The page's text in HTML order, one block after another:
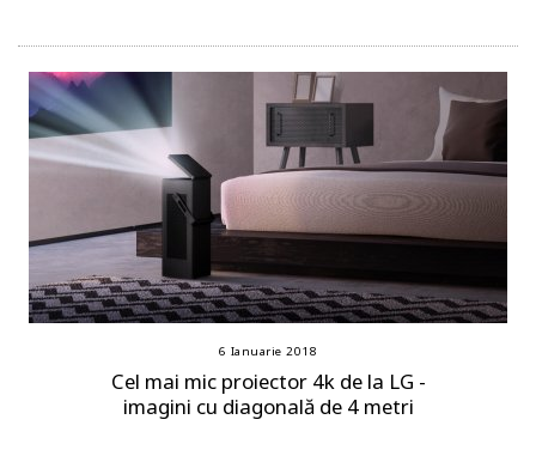
6 Ianuarie 2018
Cel mai mic proiector 4k de la LG -
imagini cu diagonală de 4 metri